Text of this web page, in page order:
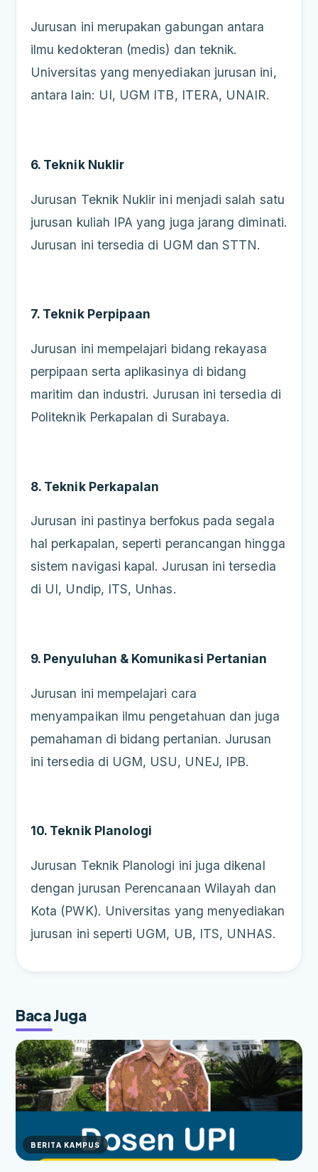
Jurusan ini merupakan gabungan antara
ilmu kedokteran (medis) dan teknik.
Universitas yang menyediakan jurusan ini,
antara lain: UI, UGM ITB, ITERA, UNAIR.
6. Teknik Nuklir
Jurusan Teknik Nuklir ini menjadi salah satu
jurusan kuliah IPA yang juga jarang diminati.
Jurusan ini tersedia di UGM dan STTN.
7. Teknik Perpipaan
Jurusan ini mempelajari bidang rekayasa
perpipaan serta aplikasinya di bidang
maritim dan industri. Jurusan ini tersedia di
Politeknik Perkapalan di Surabaya.
8. Teknik Perkapalan
Jurusan ini pastinya berfokus pada segala
hal perkapalan, seperti perancangan hingga
sistem navigasi kapal. Jurusan ini tersedia
di UI, Undip, ITS, Unhas.
9. Penyuluhan & Komunikasi Pertanian
Jurusan ini mempelajari cara
menyampaikan ilmu pengetahuan dan juga
pemahaman di bidang pertanian. Jurusan
ini tersedia di UGM, USU, UNEJ, IPB.
10. Teknik Planologi
Jurusan Teknik Planologi ini juga dikenal
dengan jurusan Perencanaan Wilayah dan
Kota (PWK). Universitas yang menyediakan
jurusan ini seperti UGM, UB, ITS, UNHAS.
Baca Juga
BERITA KAMPUS